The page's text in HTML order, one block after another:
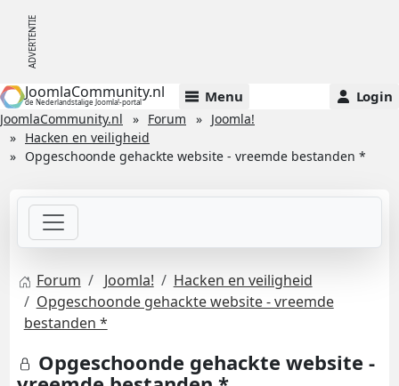
JoomlaCommunity.nl
de Nederlandstalige Joomla!-portal Menu Login
JoomlaCommunity.nl Forum
Joomla!
Hacken en veiligheid
Opgeschoonde gehackte website - vreemde bestanden *
Forum Joomla!
Hacken en veiligheid
Opgeschoonde gehackte website - vreemde
bestanden *
Opgeschoonde gehackte website -